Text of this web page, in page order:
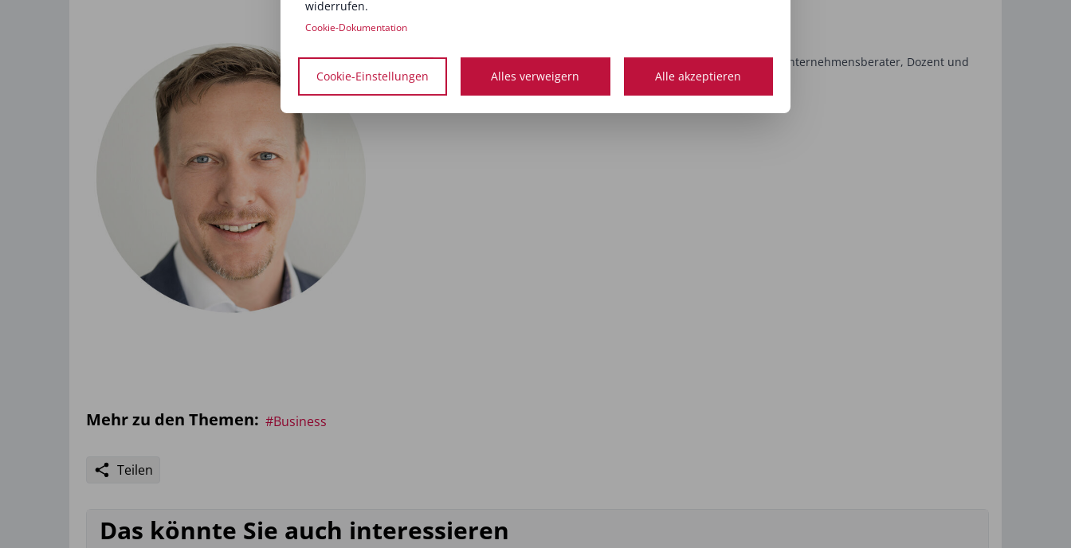
Der Betriebswirt und Fachkaufmann für Marketing arbeitet seit 2005 als Unternehmensberater, Dozent und
Beauty Business Coach.
www.thomas-pretschner.de
Mehr zu den Themen: #Business
Teilen
Das könnte Sie auch interessieren
widerrufen.
Cookie-Dokumentation
Cookie-Einstellungen Alles verweigern Alle akzeptieren